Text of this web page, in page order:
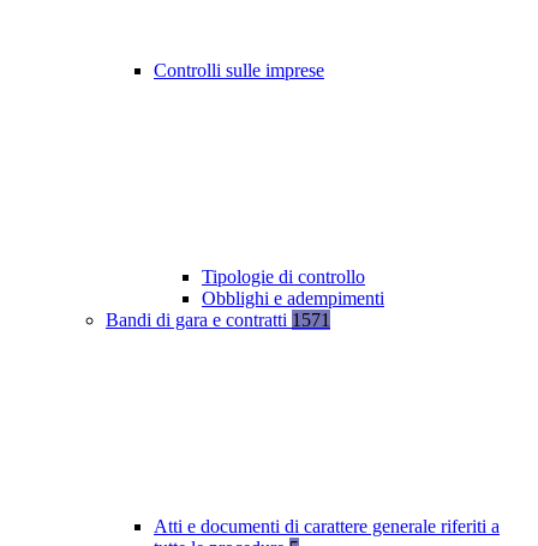
Controlli sulle imprese
Tipologie di controllo
Obblighi e adempimenti
Bandi di gara e contratti 1571
Atti e documenti di carattere generale riferiti a